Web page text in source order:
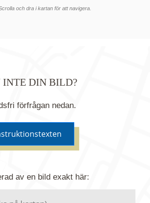
och dra i kartan för att navigera.
INTE DIN BILD?
förfrågan nedan.
av en bild exakt här: